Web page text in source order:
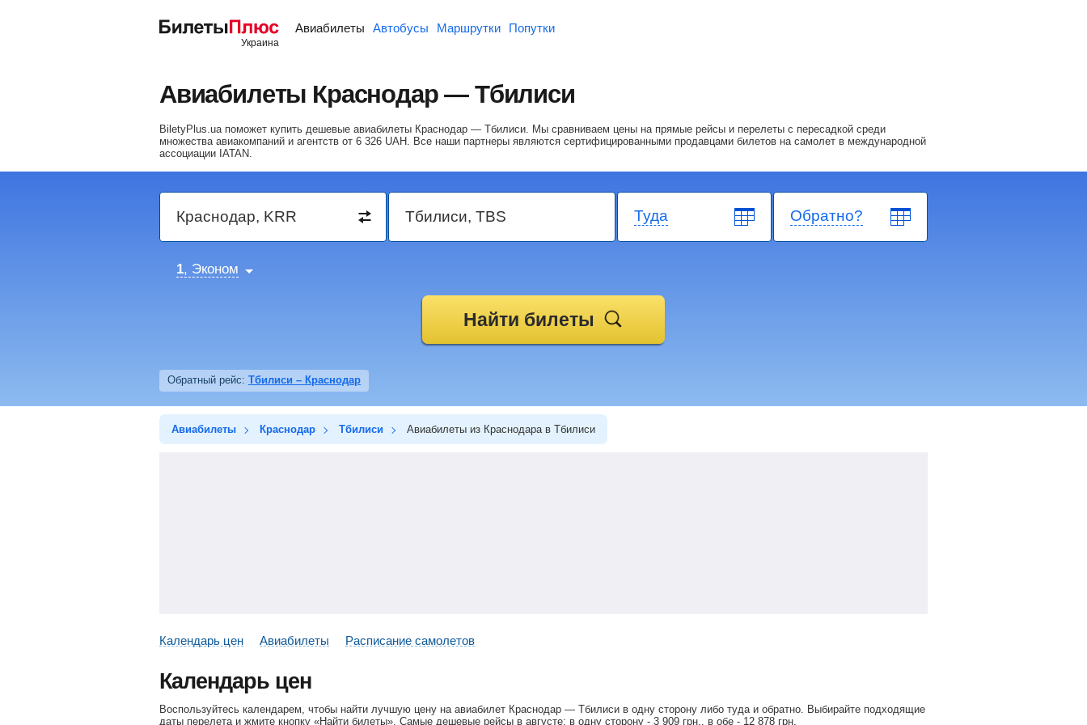
Авиабилеты Автобусы Маршрутки Попутки
Авиабилеты Краснодар — Тбилиси
BiletyPlus.ua поможет купить дешевые авиабилеты Краснодар — Тбилиси. Мы сравниваем цены на прямые рейсы и перелеты с пересадкой среди
множества авиакомпаний и агентств от 6 326 UAH . Все наши партнеры являются сертифицированными продавцами билетов на самолет в международной
ассоциации IATAN.
Туда Обратно?
1, Эконом
Найти билеты
Обратный рейс: Тбилиси – Краснодар
Авиабилеты Краснодар Тбилиси Авиабилеты из Краснодара в Тбилиси
Календарь цен Авиабилеты Расписание самолетов
Календарь цен
Воспользуйтесь календарем, чтобы найти лучшую цену на авиабилет Краснодар — Тбилиси в одну сторону либо туда и обратно. Выбирайте подходящие
даты перелета и жмите кнопку «Найти билеты». Самые дешевые рейсы в августе: в одну сторону - 3 909 грн., в обе - 12 878 грн.